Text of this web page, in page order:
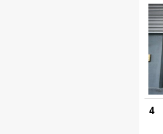
4